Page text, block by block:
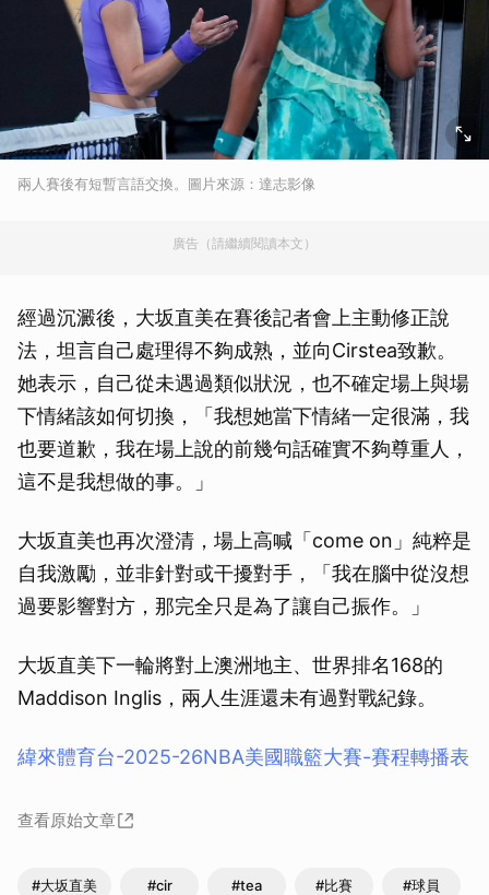
兩人賽後有短暫言語交換。圖片來源：達志影像
廣告（請繼續閱讀本文）
經過沉澱後，大坂直美在賽後記者會上主動修正說
法，坦言自己處理得不夠成熟，並向Cirstea致歉。
她表示，自己從未遇過類似狀況，也不確定場上與場
下情緒該如何切換，「我想她當下情緒一定很滿，我
也要道歉，我在場上說的前幾句話確實不夠尊重人，
這不是我想做的事。」
大坂直美也再次澄清，場上高喊「come on」純粹是
自我激勵，並非針對或干擾對手，「我在腦中從沒想
過要影響對方，那完全只是為了讓自己振作。」
大坂直美下一輪將對上澳洲地主、世界排名168的
Maddison Inglis，兩人生涯還未有過對戰紀錄。
緯來體育台-2025-26NBA美國職籃大賽-賽程轉播表
查看原始文章
#大坂直美 #cir #tea #比賽 #球員